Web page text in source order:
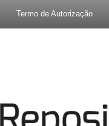
Termo de Autorização